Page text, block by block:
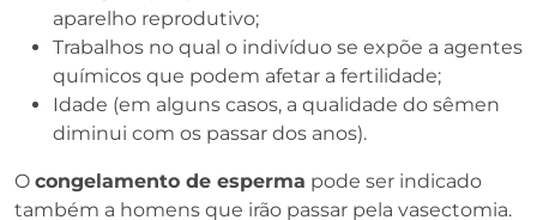
aparelho reprodutivo;
Trabalhos no qual o indivíduo se expõe a agentes
químicos que podem afetar a fertilidade;
Idade (em alguns casos, a qualidade do sêmen
diminui com os passar dos anos).
O congelamento de esperma pode ser indicado
também a homens que irão passar pela vasectomia.